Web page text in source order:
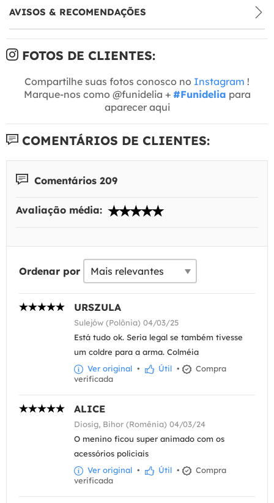
AVISOS & RECOMENDAÇÕES
FOTOS DE CLIENTES:
Compartilhe suas fotos conosco no Instagram !
Marque-nos como @funidelia + #Funidelia para
aparecer aqui
COMENTÁRIOS DE CLIENTES:
Comentários 209
Avaliação média:
Ordenar por
URSZULA
Sulejów (Polônia) 04/03/25
Está tudo ok. Seria legal se também tivesse
um coldre para a arma. Colméia
Ver original • Útil •
Compra
verificada
ALICE
Diosig, Bihor (Romênia) 04/03/24
O menino ficou super animado com os
acessórios policiais
Ver original • Útil •
Compra
verificada